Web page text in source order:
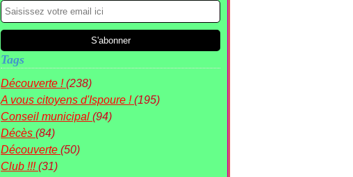
Tags
Découverte !(238)
A vous citoyens d'Ispoure !(195)
Conseil municipal(94)
Décès(84)
Découverte(50)
Club !!!(31)